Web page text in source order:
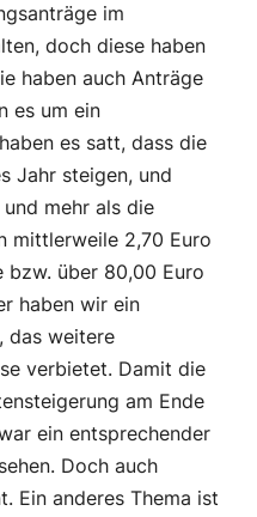
im
doch diese haben
haben auch Anträge
es um ein
es satt, dass die
Jahr steigen, und
mehr als die
mittlerweile 2,70 Euro
bzw. über 80,00 Euro
haben wir ein
das weitere
verbietet. Damit die
am Ende
ein entsprechender
Doch auch
Ein anderes Thema ist